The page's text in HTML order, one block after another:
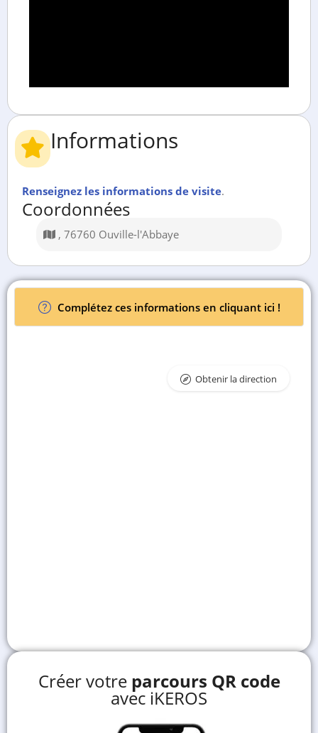
Informations
Renseignez les informations de visite.
Coordonnées
, 76760 Ouville-l'Abbaye
Complétez ces informations en cliquant ici !
Obtenir la direction
Créer votre parcours QR code
avec iKEROS